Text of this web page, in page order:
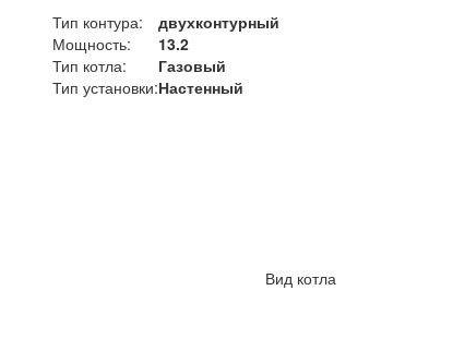
Тип контура:
двухконтурный
Мощность:
13.2
Тип котла:
Газовый
Тип установки:Настенный
Вид котла